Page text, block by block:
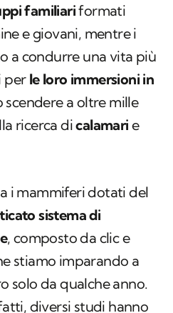
familiariformati
e giovani, mentre i
a condurre una vita più
perle loro immersioni in
scendere a oltre mille
ricerca dicalamari e
i mammiferi dotati del
sistema di
, composto da clic e
stiamo imparando a
solo da qualche anno.
diversi studi hanno